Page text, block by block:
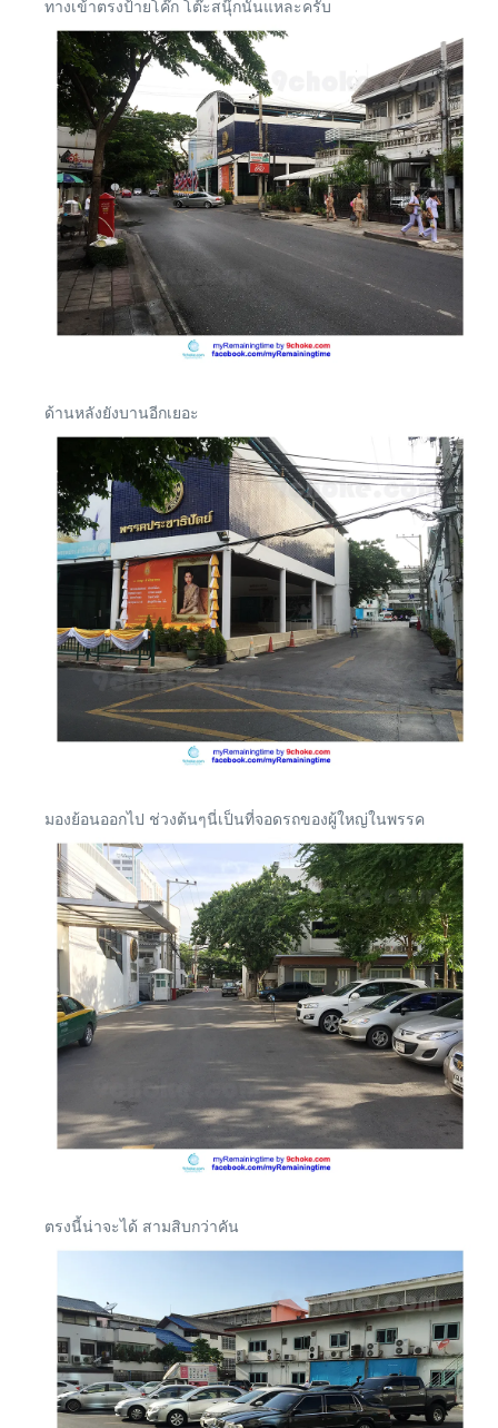
ทางเข้าตรงป้ายโค๊ก โต๊ะสนุ๊กนั่นแหละครับ
ด้านหลังยังบานอีกเยอะ
มองย้อนออกไป ช่วงต้นๆนี่เป็นที่จอดรถของผู้ใหญ่ในพรรค
ตรงนี้น่าจะได้ สามสิบกว่าคัน